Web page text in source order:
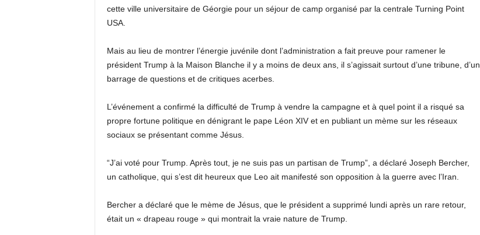
cette ville universitaire de Géorgie pour un séjour de camp organisé par la centrale Turning Point
USA.
Mais au lieu de montrer l’énergie juvénile dont l’administration a fait preuve pour ramener le
président Trump à la Maison Blanche il y a moins de deux ans, il s’agissait surtout d’une tribune, d’un
barrage de questions et de critiques acerbes.
L’événement a confirmé la difficulté de Trump à vendre la campagne et à quel point il a risqué sa
propre fortune politique en dénigrant le pape Léon XIV et en publiant un mème sur les réseaux
sociaux se présentant comme Jésus.
“J’ai voté pour Trump. Après tout, je ne suis pas un partisan de Trump”, a déclaré Joseph Bercher,
un catholique, qui s’est dit heureux que Leo ait manifesté son opposition à la guerre avec l’Iran.
Bercher a déclaré que le mème de Jésus, que le président a supprimé lundi après un rare retour,
était un « drapeau rouge » qui montrait la vraie nature de Trump.